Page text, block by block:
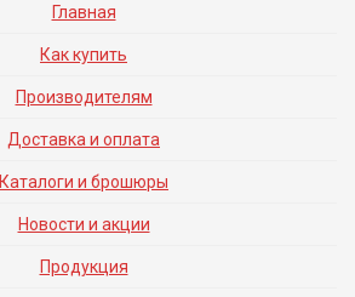
Главная
Как купить
Производителям
Доставка и оплата
Каталоги и брошюры
Новости и акции
Продукция